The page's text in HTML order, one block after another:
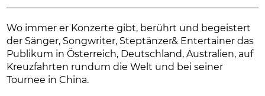
Wo immer er Konzerte gibt, berührt und begeistert
der Sänger, Songwriter, Steptänzer& Entertainer das
Publikum in Österreich, Deutschland, Australien, auf
Kreuzfahrten rundum die Welt und bei seiner
Tournee in China.